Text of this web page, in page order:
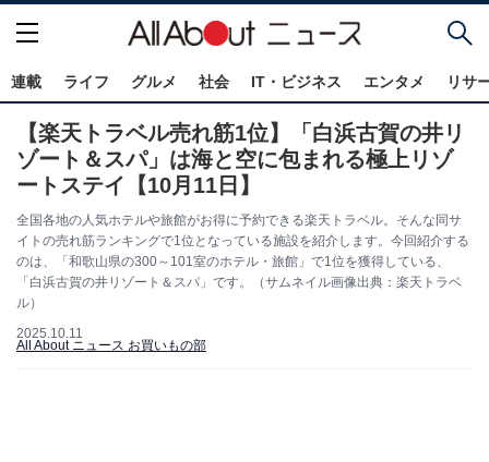
連載 ライフ グルメ 社会 IT・ビジネス エンタメ リサ
【楽天トラベル売れ筋1位】「白浜古賀の井リ
ゾート＆スパ」は海と空に包まれる極上リゾ
ートステイ【10月11日】
全国各地の人気ホテルや旅館がお得に予約できる楽天トラベル。そんな同サ
イトの売れ筋ランキングで1位となっている施設を紹介します。今回紹介する
のは、「和歌山県の300～101室のホテル・旅館」で1位を獲得している、
「白浜古賀の井リゾート＆スパ」です。（サムネイル画像出典：楽天トラベ
ル）
2025.10.11
All About ニュース お買いもの部